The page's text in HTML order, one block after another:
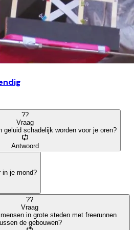
??
Vraag
geluid schadelijk worden voor je oren?
Antwoord
in je mond?
??
Vraag
in grote steden met freerunnen
de gebouwen?